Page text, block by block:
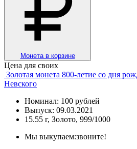
Монета в корзине
Цена для своих
Золотая монета 800-летие со дня
Невского
Номинал: 100 рублей
Выпуск: 09.03.2021
15.55 г, Золото, 999/1000
Мы выкупаем:звоните!